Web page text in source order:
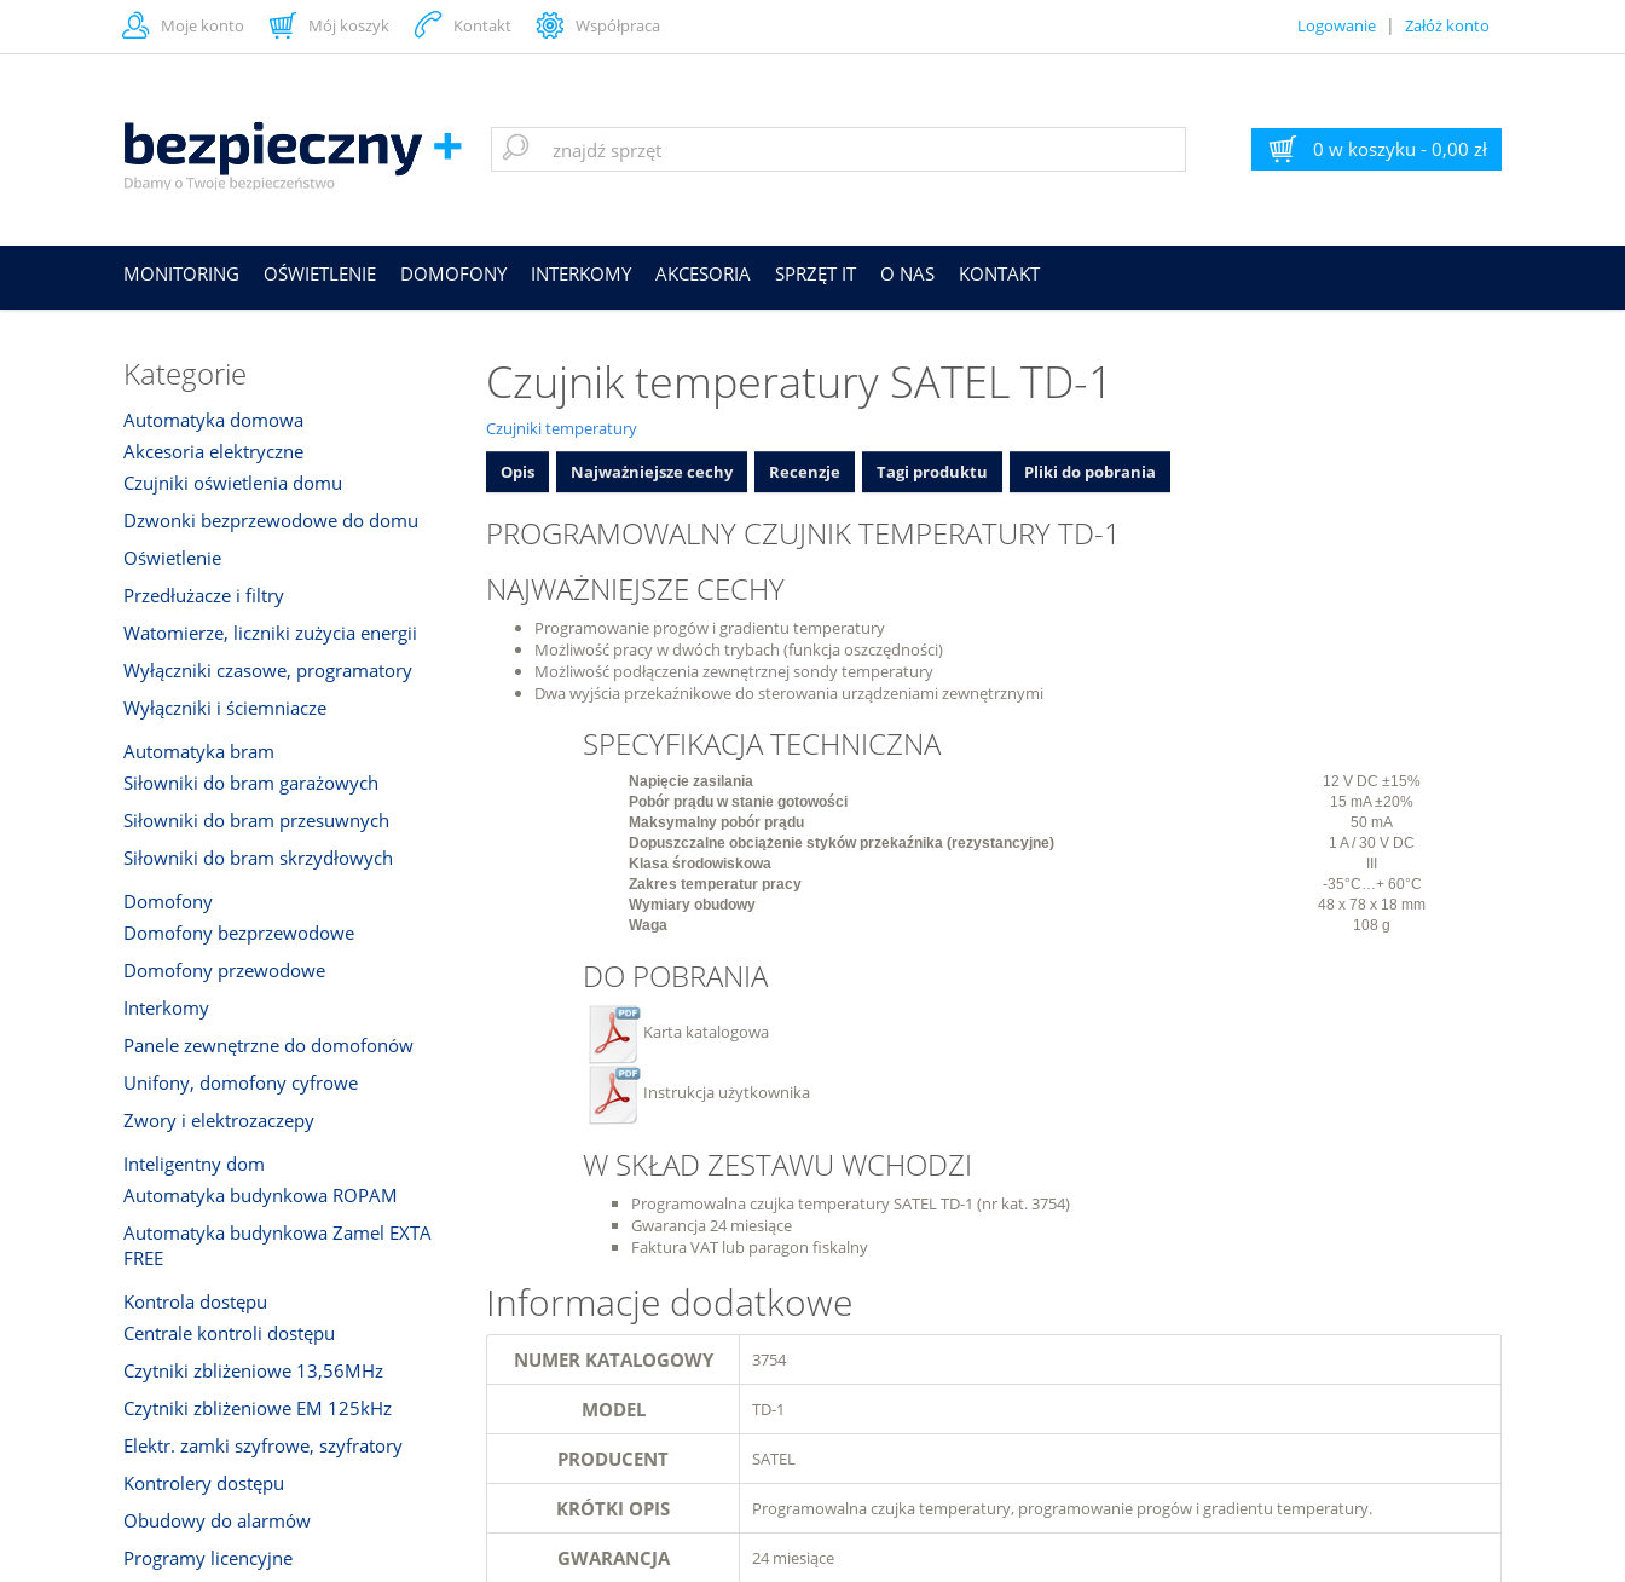
Moje konto Mój koszyk Kontakt Współpraca Logowanie | Załóż konto
0 w koszyku - 0,00 zł
MONITORING OŚWIETLENIE DOMOFONY INTERKOMY AKCESORIA SPRZĘT IT O NAS KONTAKT
Czujnik temperatury SATEL TD-1
Czujniki temperatury
Opis
Najważniejsze cechy Recenzje Tagi produktu Pliki do pobrania
PROGRAMOWALNY CZUJNIK TEMPERATURY TD-1
NAJWAŻNIEJSZE CECHY
Programowanie progów i gradientu temperatury
Możliwość pracy w dwóch trybach (funkcja oszczędności)
Możliwość podłączenia zewnętrznej sondy temperatury
Dwa wyjścia przekaźnikowe do sterowania urządzeniami zewnętrznymi
SPECYFIKACJA TECHNICZNA
Napięcie zasilania
12 V DC ±15%
Pobór prądu w stanie gotowości
15 mA ±20%
Maksymalny pobór prądu
50 mA
Dopuszczalne obciążenie styków przekaźnika (rezystancyjne)
1 A / 30 V DC
Klasa środowiskowa
Zakres temperatur pracy
-35°C…+ 60°C
Wymiary obudowy
48 x 78 x 18 mm
Waga
108 g
DO POBRANIA
Karta katalogowa
Instrukcja użytkownika
W SKŁAD ZESTAWU WCHODZI
Programowalna czujka temperatury SATEL TD-1 (nr kat. 3754)
Gwarancja 24 miesiące
Faktura VAT lub paragon fiskalny
Informacje dodatkowe
NUMER KATALOGOWY 3754
MODEL TD-1
PRODUCENT SATEL
KRÓTKI OPIS Programowalna czujka temperatury, programowanie progów i gradientu temperatury.
GWARANCJA 24 miesiące
Kategorie
Automatyka domowa
Akcesoria elektryczne
Czujniki oświetlenia domu
Dzwonki bezprzewodowe do domu
Oświetlenie
Przedłużacze i filtry
Watomierze, liczniki zużycia energii
Wyłączniki czasowe, programatory
Wyłączniki i ściemniacze
Automatyka bram
Siłowniki do bram garażowych
Siłowniki do bram przesuwnych
Siłowniki do bram skrzydłowych
Domofony
Domofony bezprzewodowe
Domofony przewodowe
Interkomy
Panele zewnętrzne do domofonów
Unifony, domofony cyfrowe
Zwory i elektrozaczepy
Inteligentny dom
Automatyka budynkowa ROPAM
Automatyka budynkowa Zamel EXTA
FREE
Kontrola dostępu
Centrale kontroli dostępu
Czytniki zbliżeniowe 13,56MHz
Czytniki zbliżeniowe EM 125kHz
Elektr. zamki szyfrowe, szyfratory
Kontrolery dostępu
Obudowy do alarmów
Programy licencyjne